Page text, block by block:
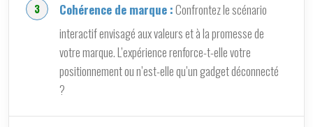
Cohérence de marque :Confrontez le scénario
interactif envisagé aux valeurs et à la promesse de
votre marque. L’expérience renforce-t-elle votre
positionnement ou n’est-elle qu’un gadget déconnecté
?